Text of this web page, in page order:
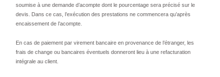
soumise à une demande d’acompte dont le pourcentage sera précisé sur le
devis. Dans ce cas, l’exécution des prestations ne commencera qu’après
encaissement de l’acompte.
En cas de paiement par virement bancaire en provenance de l’étranger, les
frais de change ou bancaires éventuels donneront lieu à une refacturation
intégrale au client.